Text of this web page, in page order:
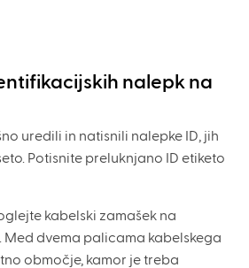
nalepk na
uredili in natisnili nalepke ID, jih
Potisnite preluknjano ID etiketo
kabelski zamašek na
Med dvema palicama kabelskega
območje, kamor je treba